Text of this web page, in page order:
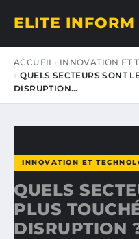
ELITE INFORM
ACCUEIL
INNOVATION ET
QUELS SECTEURS SONT
DISRUPTION…
INNOVATION ET
QUELS
PLUS
DISRUPTION